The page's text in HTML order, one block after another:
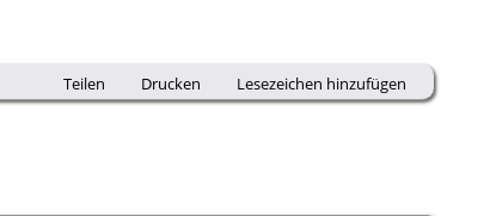
Teilen Drucken Lesezeichen hinzufügen